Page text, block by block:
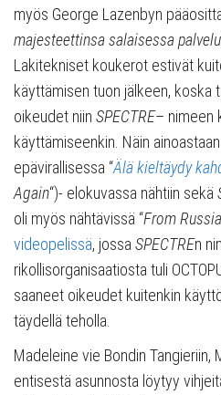
myös George Lazenbyn
majesteettinsa salaisessa
Lakitekniset koukerot estivät
käyttämisen tuon jälkeen, koska
oikeudet niin SPECTRE– nimeen
käyttämiseenkin. Näin
epävirallisessa “Älä kieltäydy
Again“)- elokuvassa nähtiin sekä
oli myös nähtävissä “From
videopelissä, jossa SPECTREn
rikollisorganisaatiosta tuli
saaneet oikeudet kuitenkin
täydellä teholla.
Madeleine vie Bondin Tangieriin,
entisestä asunnosta löytyy